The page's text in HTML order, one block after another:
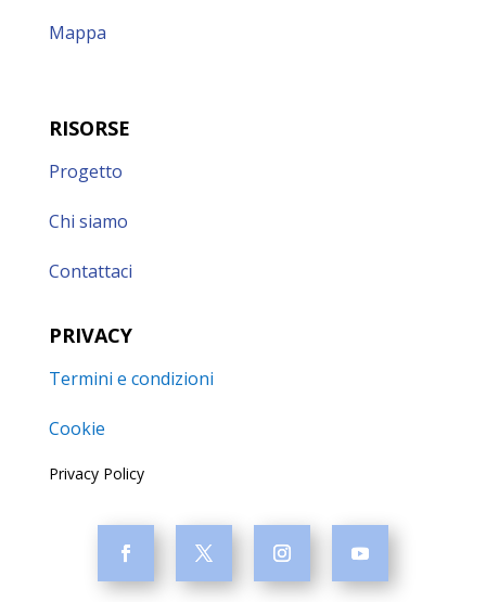
Mappa
RISORSE
Progetto
Chi siamo
Contattaci
PRIVACY
Termini e condizioni
Cookie
Privacy Policy